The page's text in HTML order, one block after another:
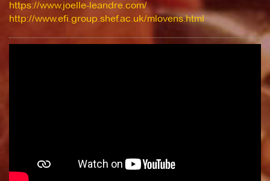
https://www.joelle-leandre.com/
http://www.efi.group.shef.ac.uk/mlovens.html